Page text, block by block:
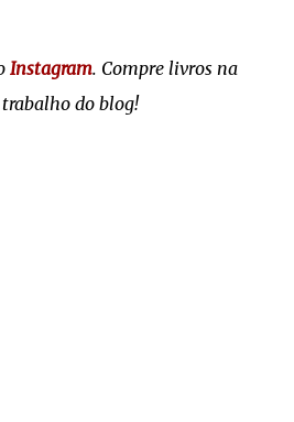
Instagram. Compre livros na
do blog!